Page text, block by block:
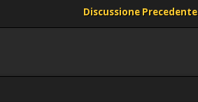
Discussione Precedente